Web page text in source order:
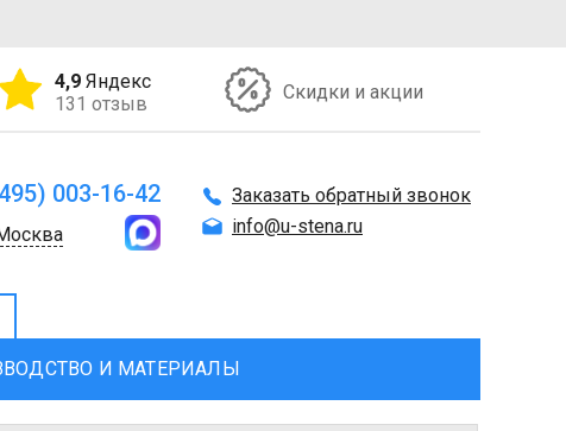
4,9 Яндекс
131 отзыв
Скидки и акции
003-16-42
Заказать обратный звонок
info@u-stena.ru
И МАТЕРИАЛЫ